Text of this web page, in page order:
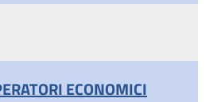
ECONOMICI